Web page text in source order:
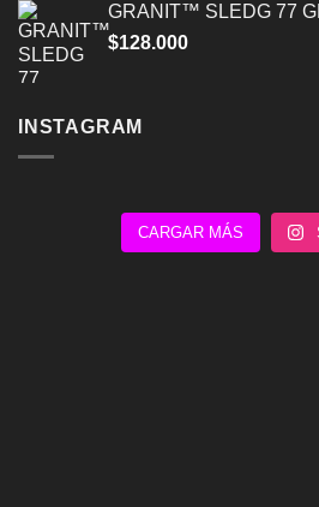
GRANIT™ SLEDG 77
$128.000
INSTAGRAM
CARGAR MÁS